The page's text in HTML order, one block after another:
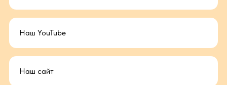
Наш YouTube
Наш сайт